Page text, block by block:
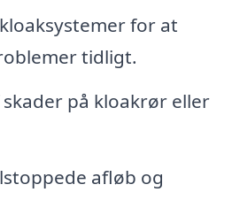
for at
tidligt.
på kloakrør eller
afløb og